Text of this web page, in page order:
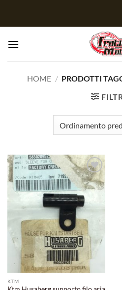
HOME / PRODOTTI
Aggiungi
alla lista
dei
desideri
KTM